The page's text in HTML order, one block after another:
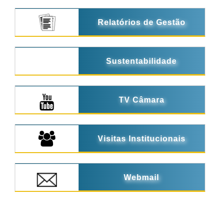
Relatórios de Gestão
Sustentabilidade
TV Câmara
Visitas Institucionais
Webmail